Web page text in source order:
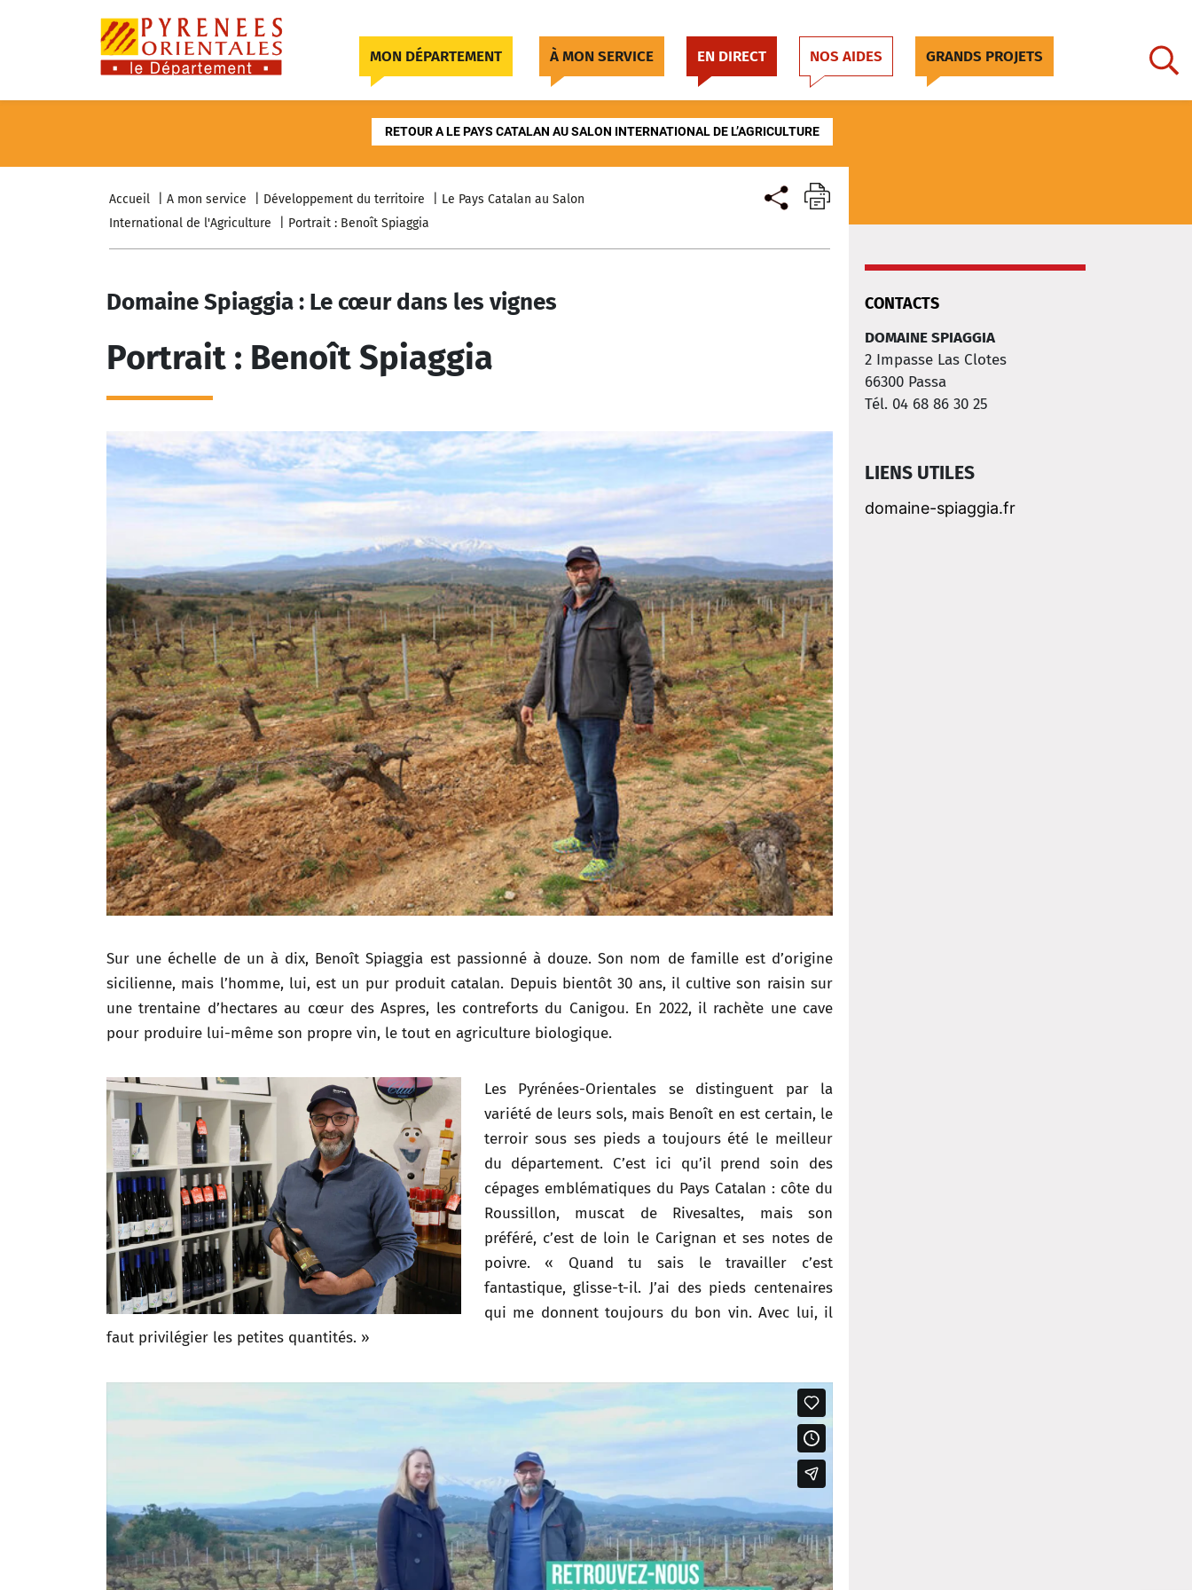
MON DÉPARTEMENT À MON SERVICE EN DIRECT NOS AIDES GRANDS PROJETS
RETOUR A LE PAYS CATALAN AU SALON INTERNATIONAL DE L’AGRICULTURE
Accueil A mon service Développement du territoire
Le Pays Catalan au Salon
International de l'Agriculture
Portrait : Benoît Spiaggia
Domaine Spiaggia : Le cœur dans les vignes
Portrait : Benoît Spiaggia
Sur une échelle de un à dix, Benoît Spiaggia est passionné à douze. Son nom de famille est d’origine
sicilienne, mais l’homme, lui, est un pur produit catalan. Depuis bientôt 30 ans, il cultive son raisin sur
une trentaine d’hectares au cœur des Aspres, les contreforts du Canigou. En 2022, il rachète une cave
pour produire lui-même son propre vin, le tout en agriculture biologique.
Les Pyrénées-Orientales se distinguent par la
variété de leurs sols, mais Benoît en est certain, le
terroir sous ses pieds a toujours été le meilleur
du département. C’est ici qu’il prend soin des
cépages emblématiques du Pays Catalan : côte du
Roussillon, muscat de Rivesaltes, mais son
préféré, c’est de loin le Carignan et ses notes de
poivre. « Quand tu sais le travailler c’est
fantastique, glisse-t-il. J’ai des pieds centenaires
qui me donnent toujours du bon vin. Avec lui, il
faut privilégier les petites quantités. »
CONTACTS
DOMAINE SPIAGGIA
2 Impasse Las Clotes
66300 Passa
Tél. 04 68 86 30 25
LIENS UTILES
domaine-spiaggia.fr